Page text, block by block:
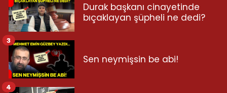
Durak başkanı cinayetinde
bıçaklayan şüpheli ne dedi?
Sen neymişsin be abi!
3
4